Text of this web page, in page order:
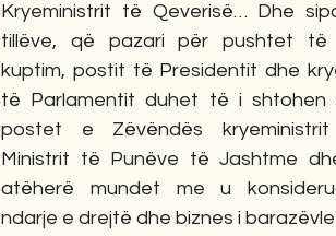
Kryeministrit të Qeverisë… Dhe
tillëve, që pazari për pushtet të
kuptim, postit të Presidentit dhe
të Parlamentit duhet të i shtohen
postet e Zëvëndës
Ministrit të Punëve të Jashtme
atëherë mundet me u
ndarje e drejtë dhe biznes i